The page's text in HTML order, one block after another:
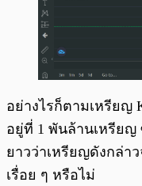
อย่างไรก็ตามเหรียญ
อยู่ที่ 1 พันล้านเหรียญ
ยาวว่าเหรียญดังกล่า
เรื่อย ๆ หรือไม่